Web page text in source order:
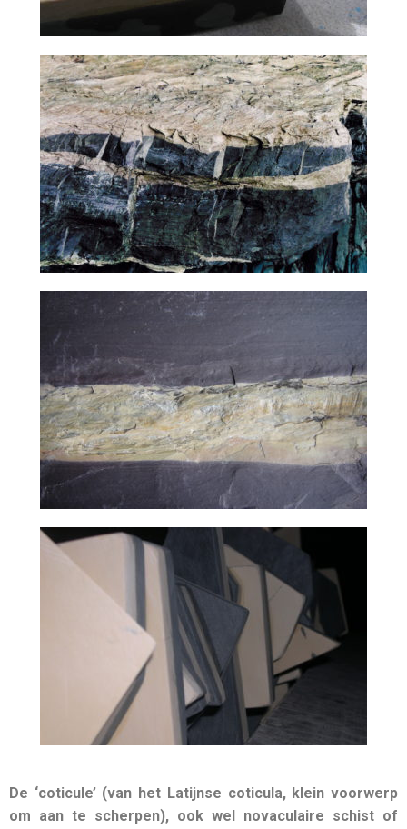
De ‘coticule’ (van het Latijnse coticula, klein voorwerp
om aan te scherpen), ook wel novaculaire schist of